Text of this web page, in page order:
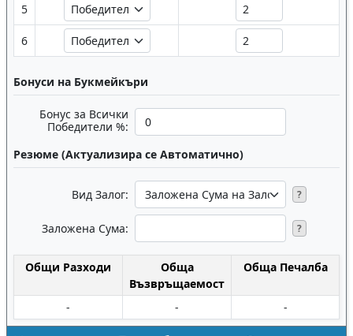
5
6
Бонуси на Букмейкъри
Бонус за Всички
Победители %:
Резюме (Актуализира се Автоматично)
Вид Залог: ?
Заложена Сума: ?
Общи Разходи
Обща
Възвръщаемост
Обща Печалба
- - -